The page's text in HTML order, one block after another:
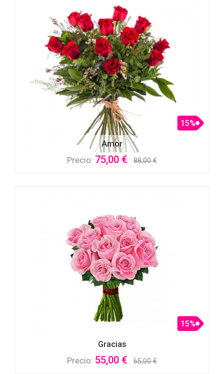
Amor
15%
Precio: 75,00 € 88,00 €
Gracias
15%
Precio: 55,00 € 65,00 €